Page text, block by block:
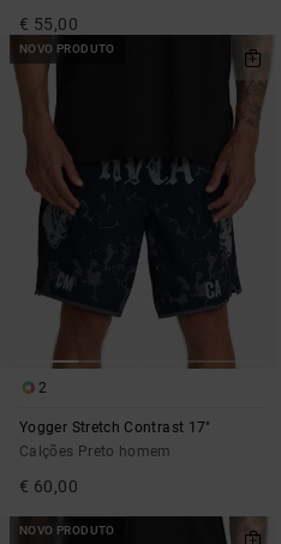
€ 55,00
NOVO PRODUTO
2
Yogger Stretch Contrast 17"
Calções Preto homem
€ 60,00
NOVO PRODUTO